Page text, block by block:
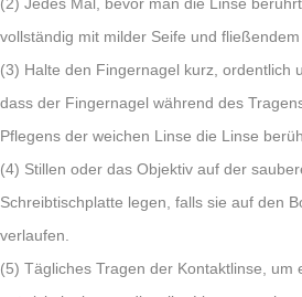
vollständig mit milder Seife und fließendem
(3) Halte den Fingernagel kurz, ordentlich
dass der Fingernagel während des
Pflegens der weichen Linse die Linse
(4) Stillen oder das Objektiv auf der
Schreibtischplatte legen, falls sie auf den
verlaufen.
(5) Tägliches Tragen der Kontaktlinse, um